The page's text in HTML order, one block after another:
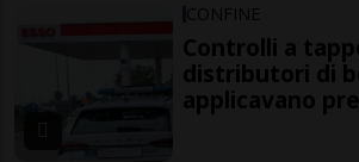
CONFINE
Controlli a
distributori di
applicavano